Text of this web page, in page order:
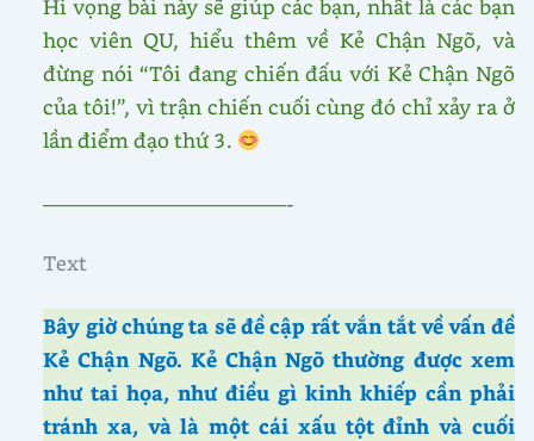
Hi vọng bài này sẽ giúp các bạn, nhất là các bạn
học viên QU, hiểu thêm về Kẻ Chận Ngõ, và
đừng nói “Tôi đang chiến đấu với Kẻ Chận Ngõ
của tôi!”, vì trận chiến cuối cùng đó chỉ xảy ra ở
lần điểm đạo thứ 3.
————————————-
Text
Bây giờ chúng ta sẽ đề cập rất vắn tắt về vấn đề
Kẻ Chận Ngõ. Kẻ Chận Ngõ thường được xem
như tai họa, như điều gì kinh khiếp cần phải
tránh xa, và là một cái xấu tột đỉnh và cuối